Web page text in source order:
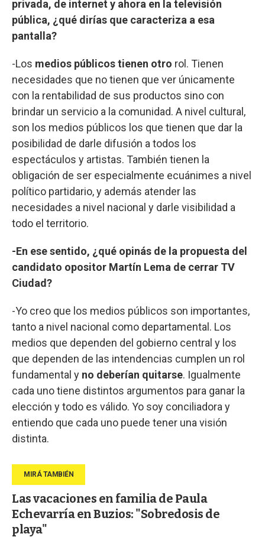
privada, de internet y ahora en la televisión
pública, ¿qué dirías que caracteriza a esa
pantalla?
-Los medios públicos tienen otro rol. Tienen
necesidades que no tienen que ver únicamente
con la rentabilidad de sus productos sino con
brindar un servicio a la comunidad. A nivel cultural,
son los medios públicos los que tienen que dar la
posibilidad de darle difusión a todos los
espectáculos y artistas. También tienen la
obligación de ser especialmente ecuánimes a nivel
político partidario, y además atender las
necesidades a nivel nacional y darle visibilidad a
todo el territorio.
-En ese sentido, ¿qué opinás de la propuesta del
candidato opositor Martín Lema de cerrar TV
Ciudad?
-Yo creo que los medios públicos son importantes,
tanto a nivel nacional como departamental. Los
medios que dependen del gobierno central y los
que dependen de las intendencias cumplen un rol
fundamental y no deberían quitarse. Igualmente
cada uno tiene distintos argumentos para ganar la
elección y todo es válido. Yo soy conciliadora y
entiendo que cada uno puede tener una visión
distinta.
Las vacaciones en familia de Paula
Echevarría en Buzios: "Sobredosis de
playa"